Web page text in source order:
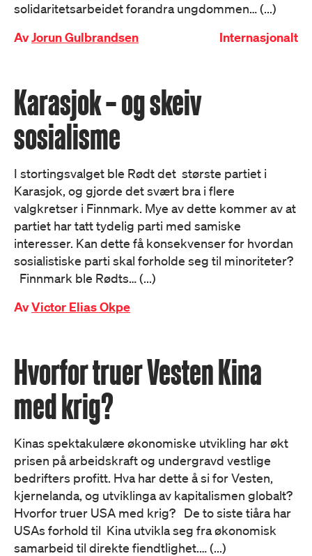
solidaritetsarbeidet forandra ungdommen… (...)
AvJorun Gulbrandsen Internasjonalt
Karasjok – og skeiv
sosialisme
I stortingsvalget ble Rødt det største partiet i
Karasjok, og gjorde det svært bra i flere
valgkretser i Finnmark. Mye av dette kommer av at
partiet har tatt tydelig parti med samiske
interesser. Kan dette få konsekvenser for hvordan
sosialistiske parti skal forholde seg til minoriteter?
Finnmark ble Rødts… (...)
AvVictor Elias Okpe
Hvorfor truer Vesten Kina
med krig?
Kinas spektakulære økonomiske utvikling har økt
prisen på arbeidskraft og undergravd vestlige
bedrifters profitt. Hva har dette å si for Vesten,
kjernelanda, og utviklinga av kapitalismen globalt?
Hvorfor truer USA med krig? De to siste tiåra har
USAs forhold til Kina utvikla seg fra økonomisk
samarbeid til direkte fiendtlighet.… (...)